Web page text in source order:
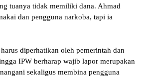
tuanya tidak memiliki dana. Ahmad
dan pengguna narkoba, tapi ia
diperhatikan oleh pemerintah dan
IPW berharap wajib lapor merupakan
sekaligus membina pengguna